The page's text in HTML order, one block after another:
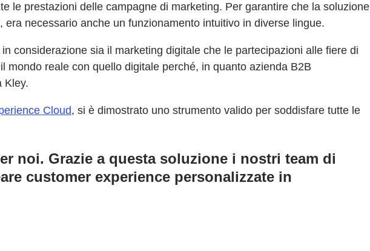
le prestazioni delle campagne di marketing. Per garantire che la soluzione
necessario anche un funzionamento intuitivo in diverse lingue.
considerazione sia il marketing digitale che le partecipazioni alle fiere di
mondo reale con quello digitale perché, in quanto azienda B2B
Kley.
Cloud, si è dimostrato uno strumento valido per soddisfare tutte le
noi. Grazie a questa soluzione i nostri team di
customer experience personalizzate in